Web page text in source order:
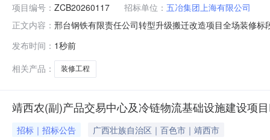
项目编号： ZCB20260117 招标单位： 五冶集团上海有限公司
正文内容： 邢台钢铁有限责任公司转型升级搬迁改造项目全场装修
于红线范围内所有单体的装修施工作业，具体以本项目
式:15618995287公示期:
发布时间： 1秒前
相关产品：
装修工程
靖西农(副)产品交易中心及冷链物流基础设施建设项
招标｜招标公告
广西壮族自治区｜百色市｜靖西市